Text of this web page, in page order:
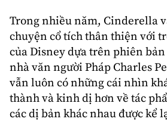
Trong nhiều năm, Cinderella
chuyện cổ tíchthân thiện với
củaDisneydựa trên phiên bản
nhà văn người Pháp Charles
vẫn luôn có những cái nhìn
thành và kinh dị hơn về tác
các dị bản khác nhau được kể